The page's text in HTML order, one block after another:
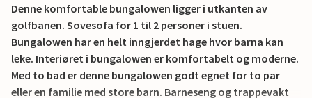
Denne komfortable bungalowen ligger i utkanten av
golfbanen. Sovesofa for 1 til 2 personer i stuen.
Bungalowen har en helt inngjerdet hage hvor barna kan
leke. Interiøret i bungalowen er komfortabelt og moderne.
Med to bad er denne bungalowen godt egnet for to par
eller en familie med store barn. Barneseng og trappevakt